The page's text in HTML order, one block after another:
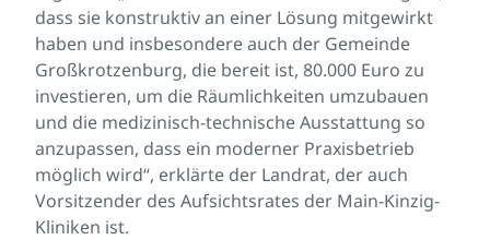
dass sie konstruktiv an einer Lösung mitgewirkt
haben und insbesondere auch der Gemeinde
Großkrotzenburg, die bereit ist, 80.000 Euro zu
investieren, um die Räumlichkeiten umzubauen
und die medizinisch-technische Ausstattung so
anzupassen, dass ein moderner Praxisbetrieb
möglich wird“, erklärte der Landrat, der auch
Vorsitzender des Aufsichtsrates der Main-Kinzig-
Kliniken ist.